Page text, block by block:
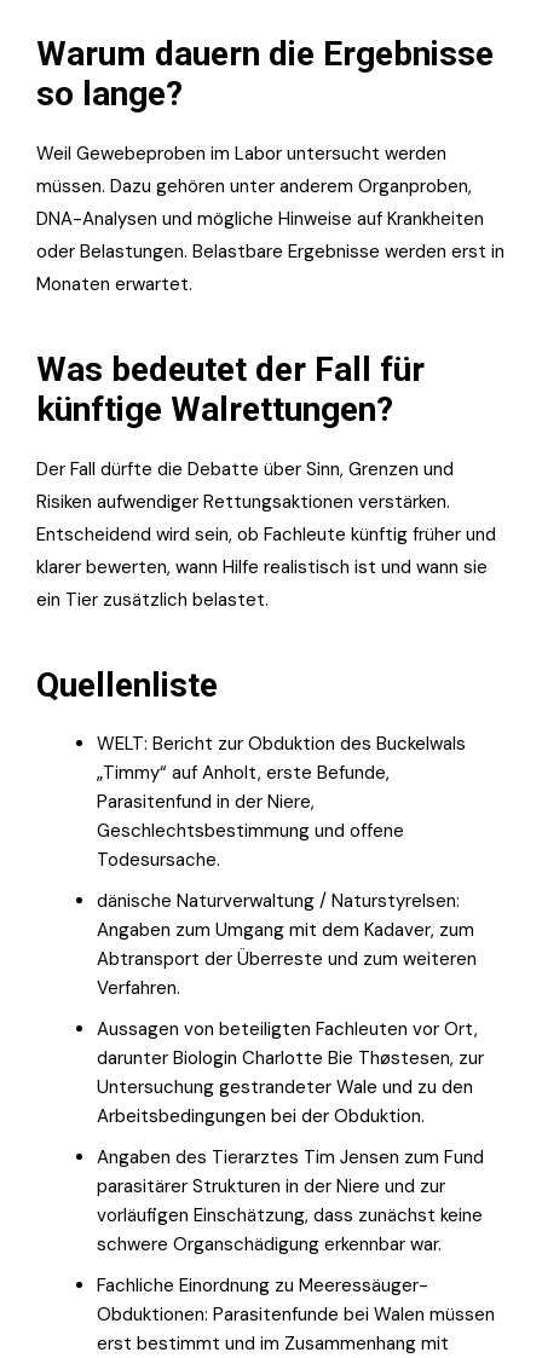
Warum dauern die Ergebnisse
so lange?
Weil Gewebeproben im Labor untersucht werden
müssen. Dazu gehören unter anderem Organproben,
DNA-Analysen und mögliche Hinweise auf Krankheiten
oder Belastungen. Belastbare Ergebnisse werden erst in
Monaten erwartet.
Was bedeutet der Fall für
künftige Walrettungen?
Der Fall dürfte die Debatte über Sinn, Grenzen und
Risiken aufwendiger Rettungsaktionen verstärken.
Entscheidend wird sein, ob Fachleute künftig früher und
klarer bewerten, wann Hilfe realistisch ist und wann sie
ein Tier zusätzlich belastet.
Quellenliste
WELT: Bericht zur Obduktion des Buckelwals
„Timmy“ auf Anholt, erste Befunde,
Parasitenfund in der Niere,
Geschlechtsbestimmung und offene
Todesursache.
dänische Naturverwaltung / Naturstyrelsen:
Angaben zum Umgang mit dem Kadaver, zum
Abtransport der Überreste und zum weiteren
Verfahren.
Aussagen von beteiligten Fachleuten vor Ort,
darunter Biologin Charlotte Bie Thøstesen, zur
Untersuchung gestrandeter Wale und zu den
Arbeitsbedingungen bei der Obduktion.
Angaben des Tierarztes Tim Jensen zum Fund
parasitärer Strukturen in der Niere und zur
vorläufigen Einschätzung, dass zunächst keine
schwere Organschädigung erkennbar war.
Fachliche Einordnung zu Meeressäuger-
Obduktionen: Parasitenfunde bei Walen müssen
erst bestimmt und im Zusammenhang mit